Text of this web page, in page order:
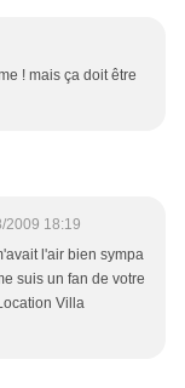
! mais ça doit être
2009 18:19
l'air bien sympa
suis un fan de votre
Villa